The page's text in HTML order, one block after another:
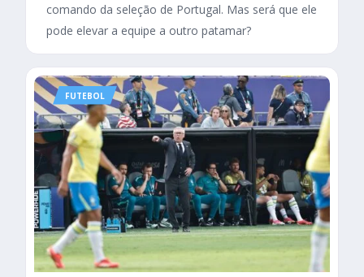
comando da seleção de Portugal. Mas será que ele
pode elevar a equipe a outro patamar?
FUTEBOL